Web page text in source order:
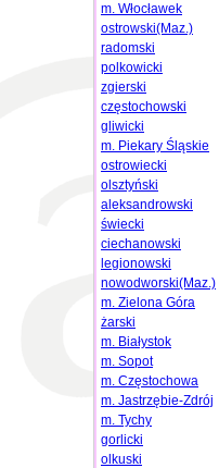
m. Włocławek
ostrowski(Maz.)
radomski
polkowicki
zgierski
częstochowski
gliwicki
m. Piekary Śląskie
ostrowiecki
olsztyński
aleksandrowski
świecki
ciechanowski
legionowski
nowodworski(Maz.)
m. Zielona Góra
żarski
m. Białystok
m. Sopot
m. Częstochowa
m. Jastrzębie-Zdrój
m. Tychy
gorlicki
olkuski